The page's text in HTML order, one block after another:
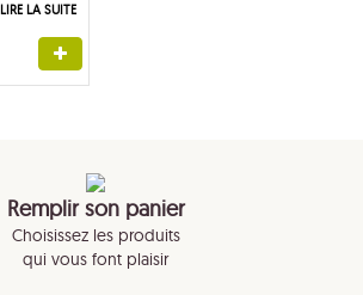
LIRE LA SUITE
Remplir son panier
Choisissez les produits
qui vous font plaisir